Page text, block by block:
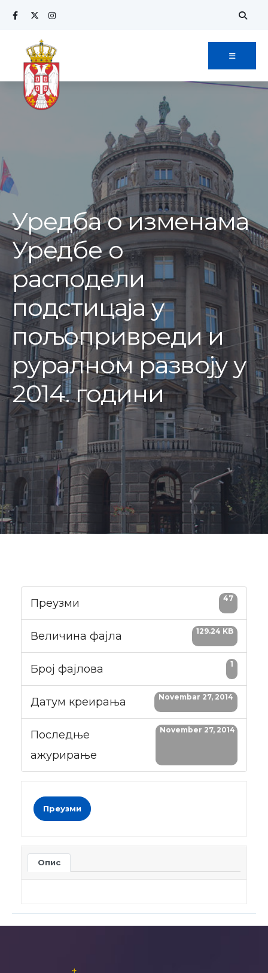
Skip
content
Уредба о изменама
Уредбе о
расподели
подстицаја у
пољопривреди и
руралном развоју у
2014. години
Преузми 47
Величина фајла 129.24 KB
Број фајлова 1
Датум креирања Novembar 27, 2014
Последње
ажурирање
November 27, 2014
Преузми
Опис
Search